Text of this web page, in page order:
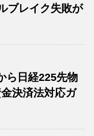
ブレイク失敗が
ら日経225先物
決済法対応ガ